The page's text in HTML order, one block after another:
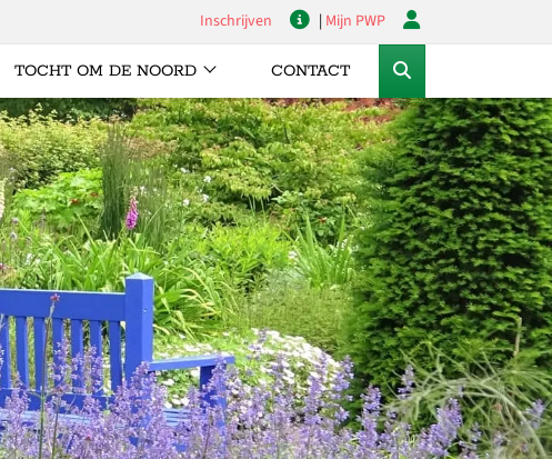
Inschrijven | Mijn PWP
TOCHT OM DE NOORD CONTACT